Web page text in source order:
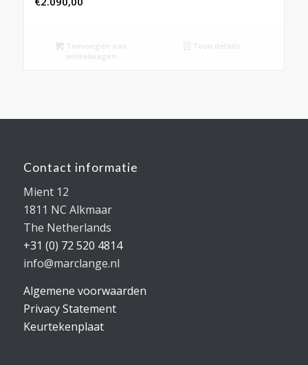
Toevoegen aan
winkelwagen
Toon details
Contact informatie
Mient 12
1811 NC Alkmaar
The Netherlands
+31 (0) 72 520 4814
info@marclange.nl
Algemene voorwaarden
Privacy Statement
Keurtekenplaat